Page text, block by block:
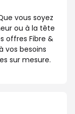
vous soyez
ou à la tête
offres Fibre &
vos besoins
sur mesure.